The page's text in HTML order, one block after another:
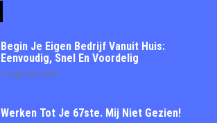
Begin Je Eigen Bedrijf Vanuit Huis:
Eenvoudig, Snel En Voordelig
7 augustus 2026
Werken Tot Je 67ste. Mij Niet Gezien!